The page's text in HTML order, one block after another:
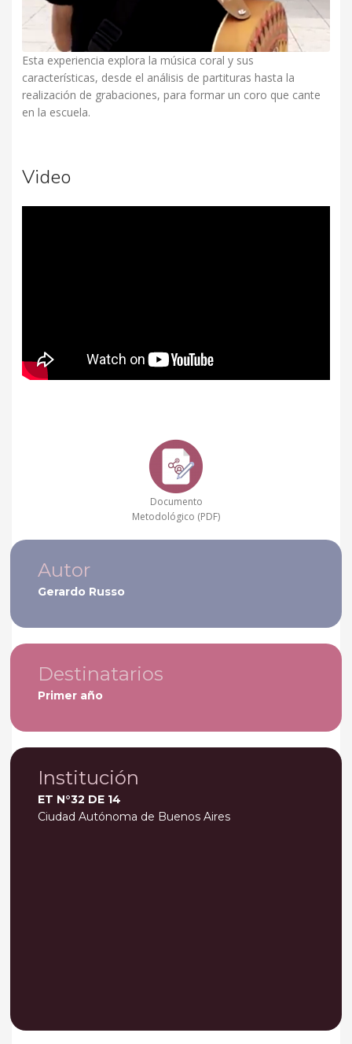
Esta experiencia explora la música coral y sus
características, desde el análisis de partituras hasta la
realización de grabaciones, para formar un coro que cante
en la escuela.
Video
Documento
Metodológico (PDF)
Autor
Gerardo Russo
Destinatarios
Primer año
Institución
ET N°32 DE 14
Ciudad Autónoma de Buenos Aires